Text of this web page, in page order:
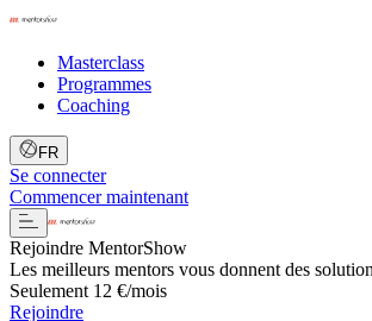
Masterclass
Programmes
Coaching
FR
Se connecter
Commencer maintenant
Rejoindre MentorShow
Les meilleurs mentors vous donnent des
Seulement 12 €/mois
Rejoindre